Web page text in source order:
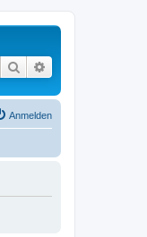
Suche
Anmelden